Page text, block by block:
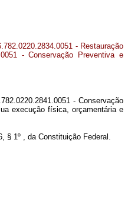
- Restauração
- Conservação Preventiva e
- Conservação
execução física, orçamentária e
§ 1º , da Constituição Federal.